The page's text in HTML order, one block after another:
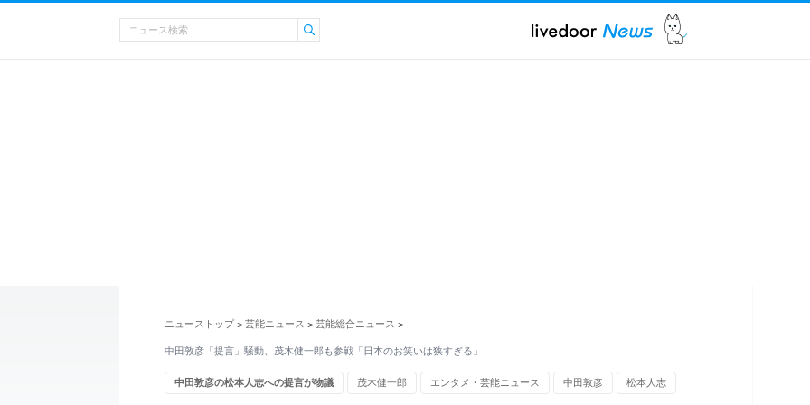
ニューストップ > 芸能ニュース > 芸能総合ニュース >
中田敦彦「提言」騒動、茂木健一郎も参戦「日本のお笑いは狭すぎる」
中田敦彦の松本人志への提言が物議 茂木健一郎 エンタメ・芸能ニュース 中田敦彦 松本人志